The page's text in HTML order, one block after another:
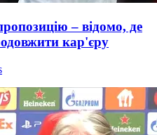
– відомо, де
кар'єру